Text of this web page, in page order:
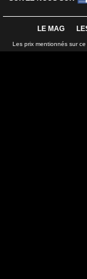
LE MAG
Les prix mentionnés sur